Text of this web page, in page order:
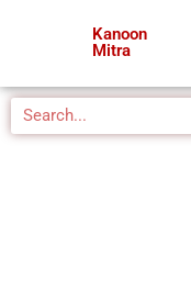
Kanoon
Mitra